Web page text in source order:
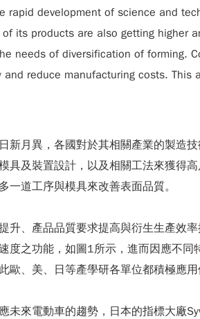
rapid development of science and
its products are also getting higher
needs of diversification of forming.
and reduce manufacturing costs.
新月異，各國對於其相關產業的製造
具及裝置設計，以及相關工法來獲得
一道工序與模具來改善表面品質。
升、產品品質要求提高與衍生生產效
度之功能，如圖1所示，進而因應不
歐、美、日等產學研各單位都積極應
未來電動車的趨勢，日本的指標大廠